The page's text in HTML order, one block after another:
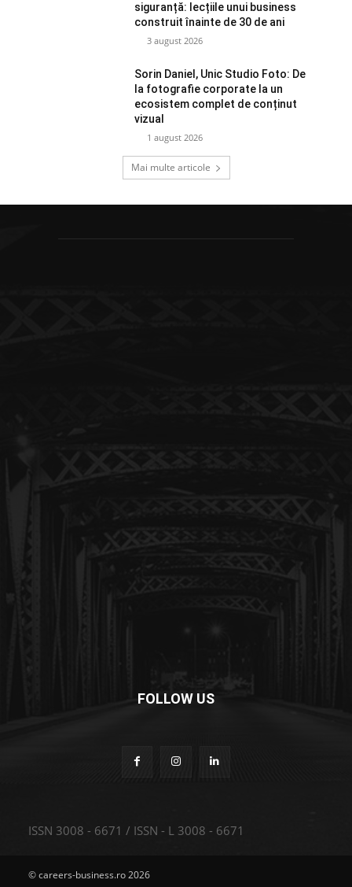
siguranță: lecțiile unui business
construit înainte de 30 de ani
3 august 2026
Sorin Daniel, Unic Studio Foto: De
la fotografie corporate la un
ecosistem complet de conținut
vizual
1 august 2026
Mai multe articole
FOLLOW US
ISSN 3008 - 6671 / ISSN - L 3008 - 6671
© careers-business.ro 2026